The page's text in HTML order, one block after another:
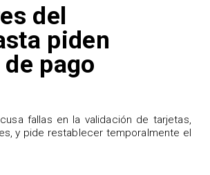
del
piden
pago
fallas en la validación de tarjetas,
y pide restablecer temporalmente el